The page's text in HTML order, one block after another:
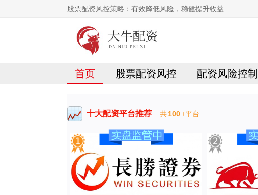
股票配资风控策略：有效降低风险，稳健提升收益
首页 股票配资风控 配资风险控制
十大配资平台推荐 共100+平台